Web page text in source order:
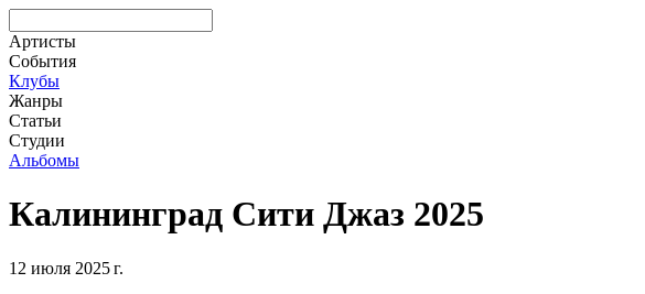
Артисты
События
Клубы
Жанры
Статьи
Студии
Альбомы
Калининград Сити Джаз 2025
12 июля 2025 г.